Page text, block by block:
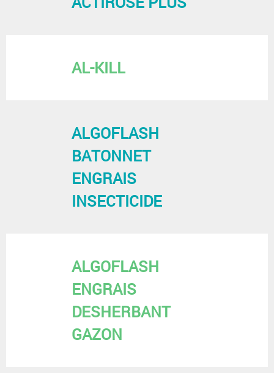
AL-KILL
ALGOFLASH
BATONNET
ENGRAIS
INSECTICIDE
ALGOFLASH
ENGRAIS
DESHERBANT
GAZON